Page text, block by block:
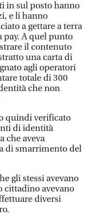
in sul posto hanno
e li hanno
a gettare a terra
A quel punto
il contenuto
una carta di
agli operatori
totale di 300
che non
quindi verificato
di identità
che aveva
di smarrimento del
gli stessi avevano
cittadino avevano
diversi